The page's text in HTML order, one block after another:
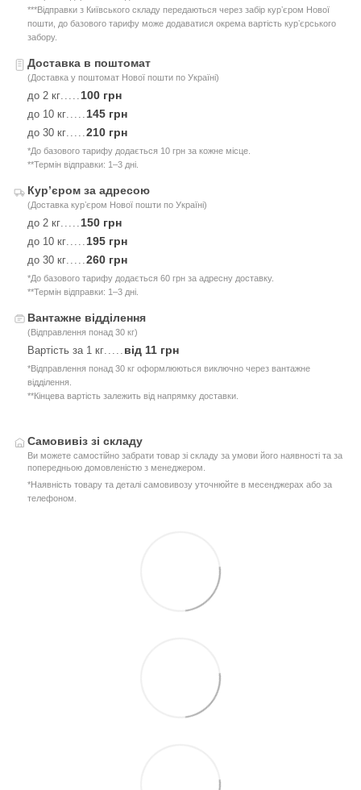
***Відправки з Київського складу передаються через забір курʼєром Нової
пошти, до базового тарифу може додаватися окрема вартість курʼєрського
забору.
Доставка в поштомат
(Доставка у поштомат Нової пошти по Україні)
до 2 кг.....100 грн
до 10 кг.....145 грн
до 30 кг.....210 грн
*До базового тарифу додається 10 грн за кожне місце.
**Термін відправки: 1–3 дні.
Курʼєром за адресою
(Доставка курʼєром Нової пошти по Україні)
до 2 кг.....150 грн
до 10 кг.....195 грн
до 30 кг.....260 грн
*До базового тарифу додається 60 грн за адресну доставку.
**Термін відправки: 1–3 дні.
Вантажне відділення
(Відправлення понад 30 кг)
Вартість за 1 кг..... від 11 грн
*Відправлення понад 30 кг оформлюються виключно через вантажне
відділення.
**Кінцева вартість залежить від напрямку доставки.
Самовивіз зі складу
Ви можете самостійно забрати товар зі складу за умови його наявності та за
попередньою домовленістю з менеджером.
*Наявність товару та деталі самовивозу уточнюйте в месенджерах або за
телефоном.